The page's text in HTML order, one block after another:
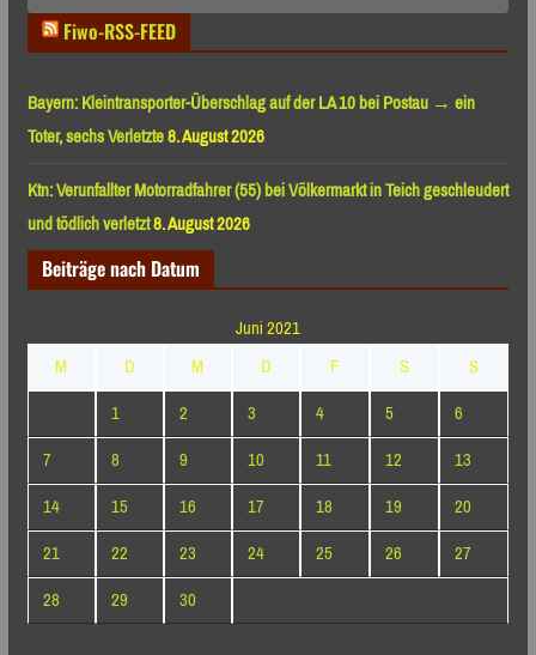
Fiwo-RSS-FEED
Bayern: Kleintransporter-Überschlag auf der LA 10 bei Postau → ein
Toter, sechs Verletzte8. August 2026
Ktn: Verunfallter Motorradfahrer (55) bei Völkermarkt in Teich geschleudert
und tödlich verletzt8. August 2026
Beiträge nach Datum
Juni 2021
M
D M D F S
S
1
2 3 4 5
6
7
8 9 10 11 12
13
14
15 16 17 18 19
20
21
22 23 24 25 26
27
28
29
30